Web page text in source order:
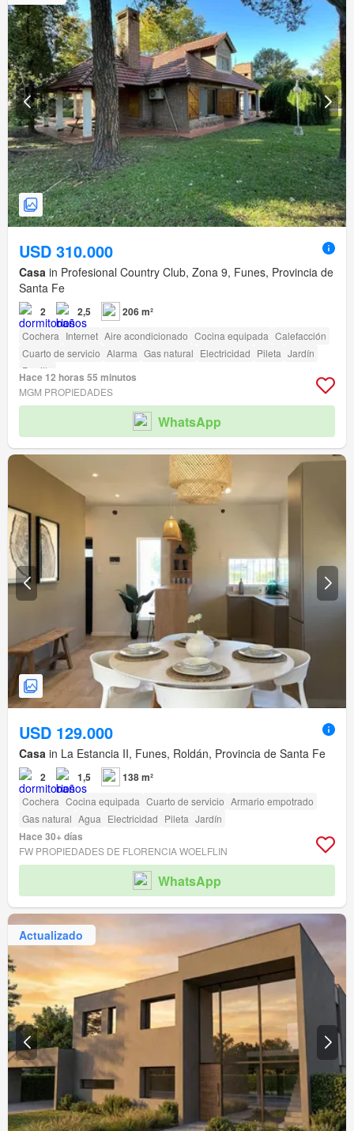
USD 310.000
Casa in Profesional Country Club, Zona 9, Funes, Provincia de
Santa Fe
2 2,5 206 m²
Cochera Internet Aire acondicionado Cocina equipada Calefacción
Cuarto de servicio Alarma Gas natural Electricidad Pileta Jardín
Parrilla
Hace 12 horas 55 minutos
MGM PROPIEDADES
WhatsApp
USD 129.000
Casa in La Estancia II, Funes, Roldán, Provincia de Santa Fe
2 1,5 138 m²
Cochera Cocina equipada Cuarto de servicio Armario empotrado
Gas natural Agua Electricidad Pileta Jardín
Hace 30+ días
FW PROPIEDADES DE FLORENCIA WOELFLIN
WhatsApp
Actualizado